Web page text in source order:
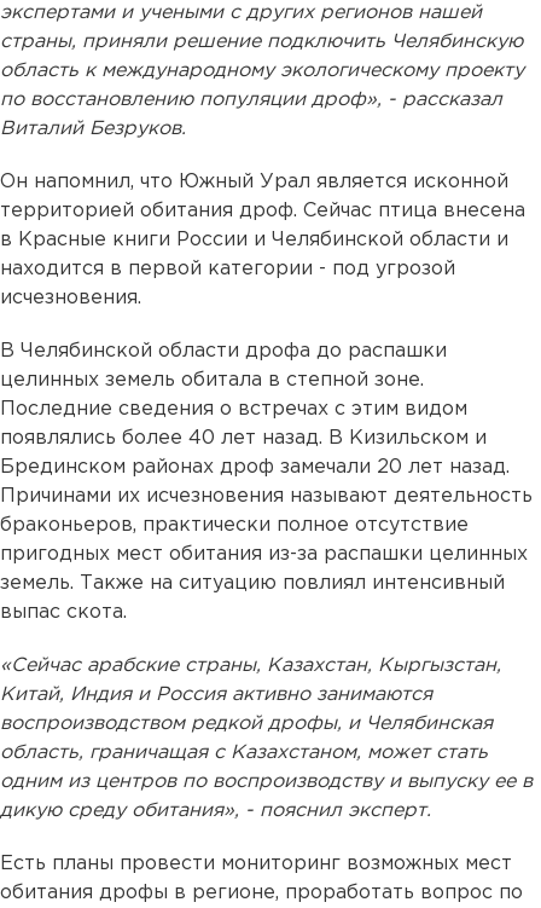
экспертами и учеными с других регионов нашей
страны, приняли решение подключить Челябинскую
область к международному экологическому проекту
по восстановлению популяции дроф», - рассказал
Виталий Безруков.
Он напомнил, что Южный Урал является исконной
территорией обитания дроф. Сейчас птица внесена
в Красные книги России и Челябинской области и
находится в первой категории - под угрозой
исчезновения.
В Челябинской области дрофа до распашки
целинных земель обитала в степной зоне.
Последние сведения о встречах с этим видом
появлялись более 40 лет назад. В Кизильском и
Брединском районах дроф замечали 20 лет назад.
Причинами их исчезновения называют деятельность
браконьеров, практически полное отсутствие
пригодных мест обитания из-за распашки целинных
земель. Также на ситуацию повлиял интенсивный
выпас скота.
«Сейчас арабские страны, Казахстан, Кыргызстан,
Китай, Индия и Россия активно занимаются
воспроизводством редкой дрофы, и Челябинская
область, граничащая с Казахстаном, может стать
одним из центров по воспроизводству и выпуску ее в
дикую среду обитания», - пояснил эксперт.
Есть планы провести мониторинг возможных мест
обитания дрофы в регионе, проработать вопрос по